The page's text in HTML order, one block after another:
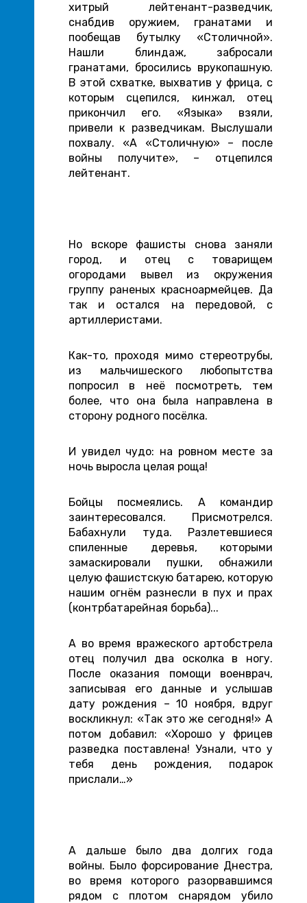
хитрый лейтенант-разведчик,
снабдив оружием, гранатами и
пообещав бутылку «Столичной».
Нашли блиндаж, забросали
гранатами, бросились врукопашную.
В этой схватке, выхватив у фрица, с
которым сцепился, кинжал, отец
прикончил его. «Языка» взяли,
привели к разведчикам. Выслушали
похвалу. «А «Столичную» – после
войны получите», – отцепился
лейтенант.
Но вскоре фашисты снова заняли
город, и отец с товарищем
огородами вывел из окружения
группу раненых красноармейцев. Да
так и остался на передовой, с
артиллеристами.
Как-то, проходя мимо стереотрубы,
из мальчишеского любопытства
попросил в неё посмотреть, тем
более, что она была направлена в
сторону родного посёлка.
И увидел чудо: на ровном месте за
ночь выросла целая роща!
Бойцы посмеялись. А командир
заинтересовался. Присмотрелся.
Бабахнули туда. Разлетевшиеся
спиленные деревья, которыми
замаскировали пушки, обнажили
целую фашистскую батарею, которую
нашим огнём разнесли в пух и прах
(контрбатарейная борьба)...
А во время вражеского артобстрела
отец получил два осколка в ногу.
После оказания помощи военврач,
записывая его данные и услышав
дату рождения – 10 ноября, вдруг
воскликнул: «Так это же сегодня!» А
потом добавил: «Хорошо у фрицев
разведка поставлена! Узнали, что у
тебя день рождения, подарок
прислали…»
А дальше было два долгих года
войны. Было форсирование Днестра,
во время которого разорвавшимся
рядом с плотом снарядом убило